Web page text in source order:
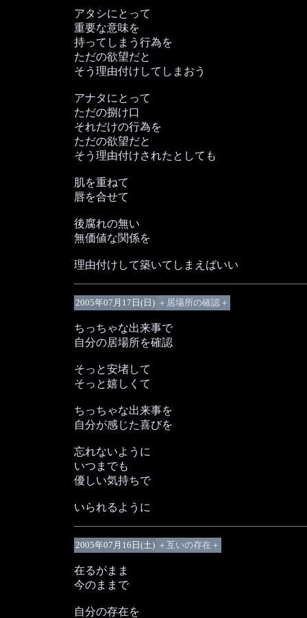
アタシにとって
重要な意味を
持ってしまう行為を
ただの欲望だと
そう理由付けしてしまおう
アナタにとって
ただの捌け口
それだけの行為を
ただの欲望だと
そう理由付けされたとしても
肌を重ねて
唇を合せて
後腐れの無い
無価値な関係を
理由付けして築いてしまえばいい
2005年07月17日(日) ＋居場所の確認＋
ちっちゃな出来事で
自分の居場所を確認
そっと安堵して
そっと嬉しくて
ちっちゃな出来事を
自分が感じた喜びを
忘れないように
いつまでも
優しい気持ちで
いられるように
2005年07月16日(土) ＋互いの存在＋
在るがまま
今のままで
自分の存在を